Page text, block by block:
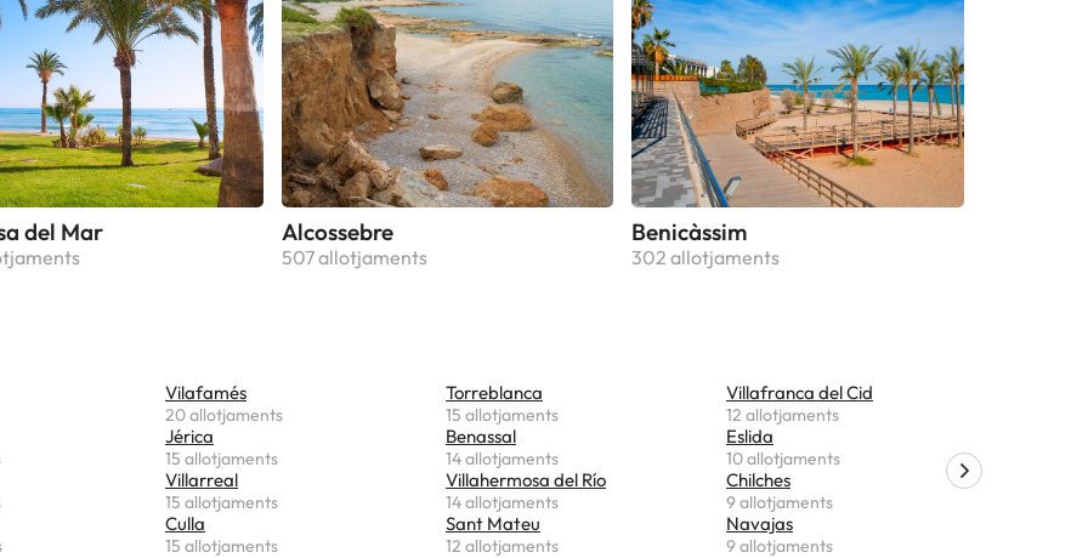
del Mar Alcossebre
507 allotjaments
Benicàssim
302 allotjaments
Vilafamés
20 allotjaments
Jérica
15 allotjaments
Villarreal
15 allotjaments
Culla
15 allotjaments
Torreblanca
15 allotjaments
Benassal
14 allotjaments
Villahermosa del Río
14 allotjaments
Sant Mateu
12 allotjaments
Villafranca del Cid
12 allotjaments
Eslida
10 allotjaments
Chilches
9 allotjaments
Navajas
9 allotjaments